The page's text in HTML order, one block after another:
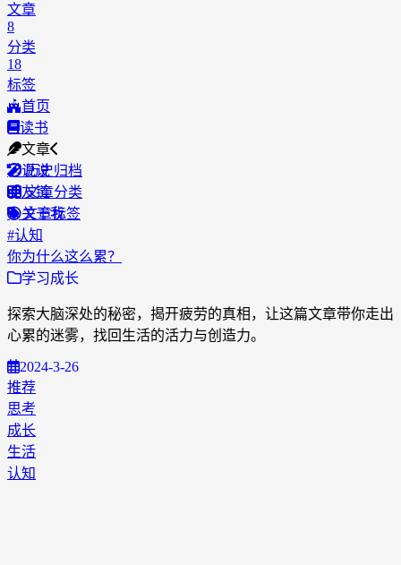
文章
8
分类
18
标签
首页
读书
文章
历史归档
文章分类
文章标签
说说
友链
关于我
#认知
你为什么这么累？
学习成长
探索大脑深处的秘密，揭开疲劳的真相，让这篇文章带你走出
心累的迷雾，找回生活的活力与创造力。
2024-3-26
推荐
思考
成长
生活
认知